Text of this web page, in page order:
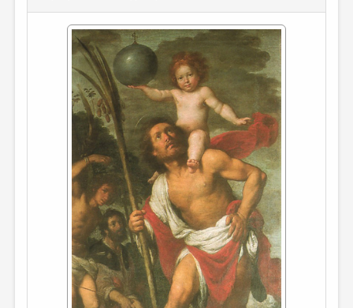
ПРАВИЛА САЙТА
ОТДЕЛЫ И РУБРИКИ
ИЗБРАННОЕ
ПРОИЗВЕДЕНИЯ
ПЕРЕВОДЫ
КОНКУРСЫ
ДЕТСКАЯ КОМНАТА
КНИЖНАЯ ПОЛКА
ОБЗОР ЛИТЕРАТУРЫ